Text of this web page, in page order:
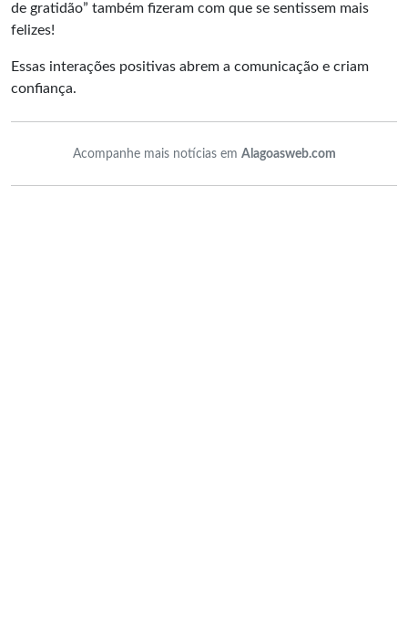
de gratidão” também fizeram com que se sentissem mais
felizes!
Essas interações positivas abrem a comunicação e criam
confiança.
Acompanhe mais notícias em Alagoasweb.com